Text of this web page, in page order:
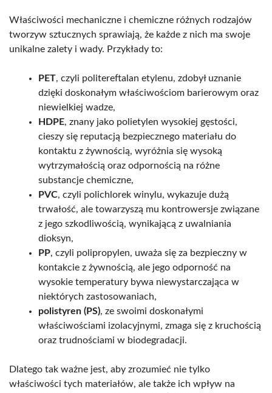
Właściwości mechaniczne i chemiczne różnych rodzajów
tworzyw sztucznych sprawiają, że każde z nich ma swoje
unikalne zalety i wady. Przykłady to:
PET, czyli politereftalan etylenu, zdobył uznanie
dzięki doskonałym właściwościom barierowym oraz
niewielkiej wadze,
HDPE, znany jako polietylen wysokiej gęstości,
cieszy się reputacją bezpiecznego materiału do
kontaktu z żywnością, wyróżnia się wysoką
wytrzymałością oraz odpornością na różne
substancje chemiczne,
PVC, czyli polichlorek winylu, wykazuje dużą
trwałość, ale towarzyszą mu kontrowersje związane
z jego szkodliwością, wynikającą z uwalniania
dioksyn,
PP, czyli polipropylen, uważa się za bezpieczny w
kontakcie z żywnością, ale jego odporność na
wysokie temperatury bywa niewystarczająca w
niektórych zastosowaniach,
polistyren (PS), ze swoimi doskonałymi
właściwościami izolacyjnymi, zmaga się z kruchością
oraz trudnościami w biodegradacji.
Dlatego tak ważne jest, aby zrozumieć nie tylko
właściwości tych materiałów, ale także ich wpływ na